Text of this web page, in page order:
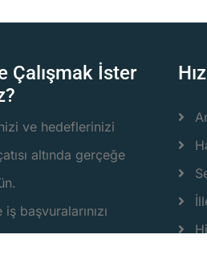
Çalışmak İster
ve hedeflerinizi
altında gerçeğe
başvuralarınızı